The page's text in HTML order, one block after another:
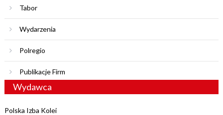
Tabor
Wydarzenia
Polregio
Publikacje Firm
Wydawca
Polska Izba Kolei